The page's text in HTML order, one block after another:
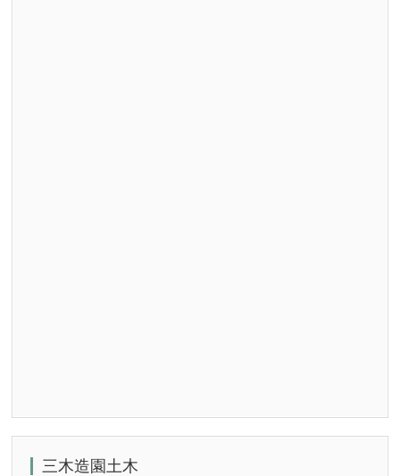
三木造園土木